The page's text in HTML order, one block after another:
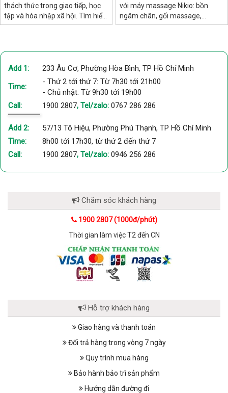
thách thức trong giao tiếp, học
tập và hòa nhập xã hội. Tìm hiểu
nguyên nhân, dấu hiệu nhận biết
với máy massage Nikio: bồn
ngâm chân, gối massage,
massage lưng, khớp gối, đầu –
Add 1: 233 Âu Cơ, Phường Hòa Bình, TP Hồ Chí Minh
Time:
- Thứ 2 tới thứ 7: Từ 7h30 tới 21h00
- Chủ nhật: Từ 9h30 tới 19h00
Call:
1900 2807, Tel/zalo: 0767 286 286
Add 2:
57/13 Tô Hiệu, Phường Phú Thạnh, TP Hồ Chí Minh
Time:
8h00 tới 17h30, từ thứ 2 đến thứ 7
Call:
1900 2807, Tel/zalo: 0946 256 286
Chăm sóc khách hàng
1900 2807 (1000đ/phút)
Thời gian làm việc T2 đến CN
Hỗ trợ khách hàng
Giao hàng và thanh toán
Đổi trả hàng trong vòng 7 ngày
Quy trình mua hàng
Bảo hành bảo trì sản phẩm
Hướng dẫn đường đi